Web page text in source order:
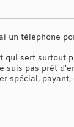
un téléphone
qui sert surtout
suis pas prêt
spécial,